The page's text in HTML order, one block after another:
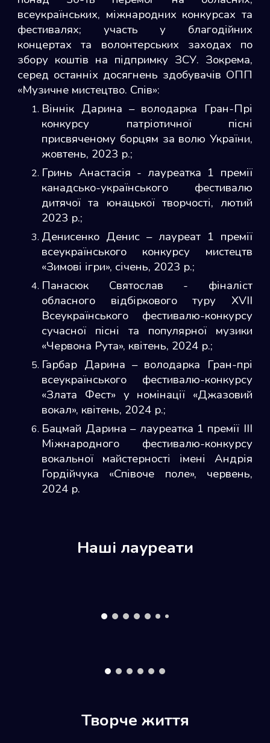
всеукраїнських, міжнародних конкурсах та
фестивалях; участь у благодійних
концертах та волонтерських заходах по
збору коштів на підпримку ЗСУ. Зокрема,
серед останніх досягнень здобувачів ОПП
«Музичне мистецтво. Спів»:
Віннік Дарина – володарка Гран-Прі
конкурсу патріотичної пісні
присвяченому борцям за волю України,
жовтень, 2023 р.;
Гринь Анастасія - лауреатка 1 премії
канадсько-українського фестивалю
дитячої та юнацької творчості, лютий
2023 р.;
Денисенко Денис – лауреат 1 премії
всеукраїнського конкурсу мистецтв
«Зимові ігри», січень, 2023 р.;
Панасюк Святослав - фіналіст
обласного відбіркового туру XVII
Всеукраїнського фестивалю-конкурсу
сучасної пісні та популярної музики
«Червона Рута», квітень, 2024 р.;
Гарбар Дарина – володарка Гран-прі
всеукраїнського фестивалю-конкурсу
«Злата Фест» у номінації «Джазовий
вокал», квітень, 2024 р.;
Бацмай Дарина – лауреатка 1 премії ІІІ
Міжнародного фестивалю-конкурсу
вокальної майстерності імені Андрія
Гордійчука «Співоче поле», червень,
2024 р.
Наші лауреати
Творче життя